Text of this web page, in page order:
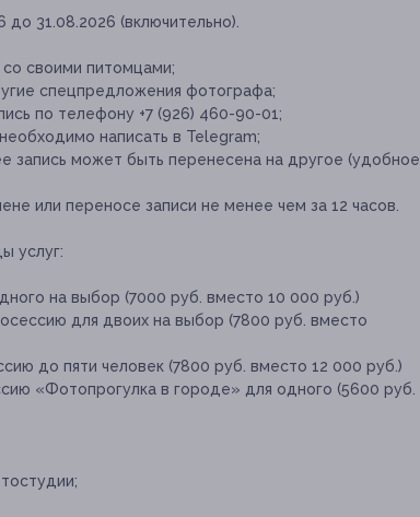
до 31.08.2026 (включительно).
своими питомцами;
спецпредложения фотографа;
по телефону +7 (926) 460-90-01;
написать в Telegram;
запись может быть перенесена на другое (удобное
или переносе записи не менее чем за 12 часов.
услуг:
на выбор (7000 руб. вместо 10 000 руб.)
для двоих на выбор (7800 руб. вместо
до пяти человек (7800 руб. вместо 12 000 руб.)
«Фотопрогулка в городе» для одного (5600 руб.